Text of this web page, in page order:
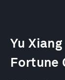
Yu
Fortune